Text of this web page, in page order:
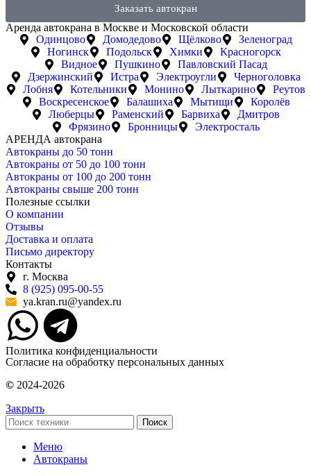
Заказать автокран
Аренда автокрана в Москве и Московской области
Одинцово
Домодедово Щёлково
Зеленоград
Ногинск
Подольск Химки
Красногорск
Видное
Пушкино
Павловский Пасад
Дзержинский
Истра Электроугли
Черноголовка
Лобня
Котельники Монино Лыткарино
Реутов
Воскресенское
Балашиха Мытищи
Королёв
Люберцы
Раменский Барвиха
Дмитров
Фрязино
Бронницы
Электросталь
АРЕНДА автокрана
Автокраны до 50 тонн
Автокраны от 50 до 100 тонн
Автокраны от 100 до 200 тонн
Автокраны свыше 200 тонн
Полезные ссылки
О компании
Отзывы
Доставка и оплата
Письмо директору
Контакты
г. Москва
8 (925) 095-00-55
ya.kran.ru@yandex.ru
Политика конфиденциальности
Согласие на обработку персональных данных
© 2024-2026
Закрыть
Поиск
Меню
Автокраны